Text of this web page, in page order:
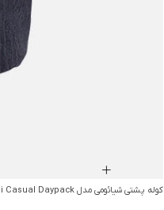
کوله پشتی شیائومی مدل Mi Casual Daypack